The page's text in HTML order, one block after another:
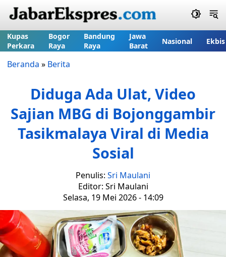
Kupas
Perkara
Bogor
Raya
Bandung
Raya
Jawa
Barat
Nasional Ekbis
Beranda » Berita
Diduga Ada Ulat, Video
Sajian MBG di Bojonggambir
Tasikmalaya Viral di Media
Sosial
Penulis: Sri Maulani
Editor: Sri Maulani
Selasa, 19 Mei 2026 - 14:09